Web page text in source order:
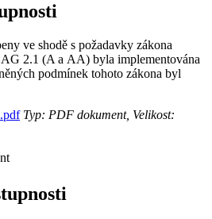
ve shodě s požadavky zákona
2.1 (A a AA) byla implementována
podmínek tohoto zákona byl
Typ: PDF dokument, Velikost: